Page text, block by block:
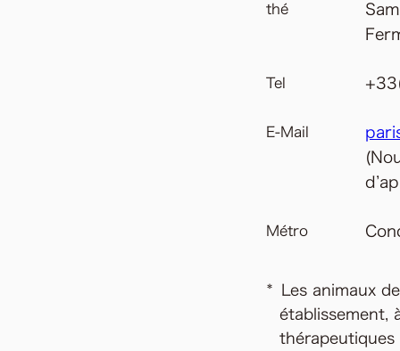
thé
Tel
E-Mail
Métro
Les animaux
établissement,
thérapeutiques